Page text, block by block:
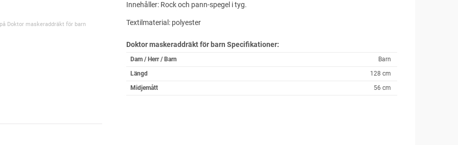
Doktor maskeraddräkt för barn
Innehåller: Rock och pann-spegel i tyg.
Textilmaterial: polyester
Doktor maskeraddräkt för barn Specifikationer:
Dam / Herr / Barn
Barn
Längd
128 cm
Midjemått
56 cm